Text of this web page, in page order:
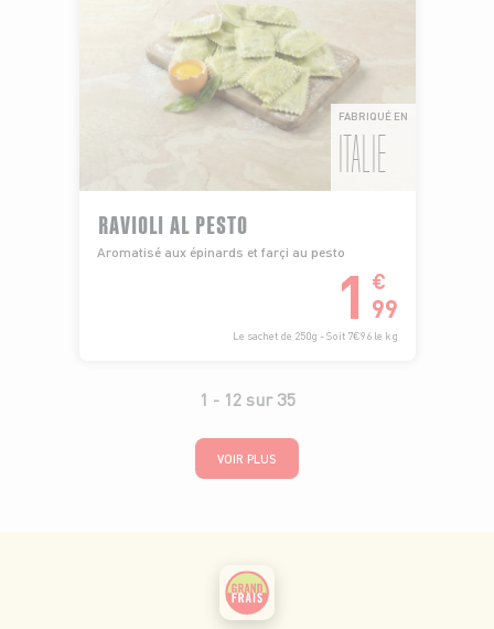
FABRIQUÉ EN
ITALIE
RAVIOLI AL PESTO
Aromatisé aux épinards et farçi au pesto
1 €
99
Le sachet de 250g - Soit 7€96 le kg
1 - 12sur35
VOIR PLUS